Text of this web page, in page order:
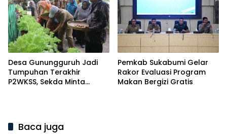
Desa Gunungguruh Jadi
Tumpuhan Terakhir
P2WKSS, Sekda Minta
Pemkab Sukabumi Gelar
Rakor Evaluasi Program
Makan Bergizi Gratis
Baca juga